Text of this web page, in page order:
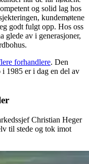
og solid lag hos
kundemøtene
godt fulgt opp. Hos oss
glede av i generasjoner,
forhandlere. Den
1985 er i dag en del av
Christian Heger
til stede og tok imot